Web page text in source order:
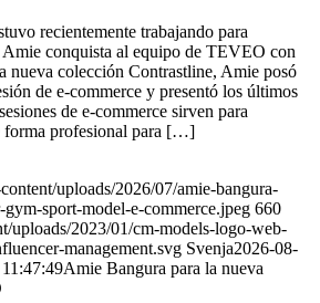
recientemente trabajando para
conquista al equipo de TEVEO con
nueva colección Contrastline, Amie posó
de e-commerce y presentó los últimos
de e-commerce sirven para
forma profesional para […]
uploads/2026/07/amie-bangura-
sport-model-e-commerce.jpeg 660
uploads/2023/01/cm-models-logo-web-
management.svg Svenja2026-08-
Amie Bangura para la nueva